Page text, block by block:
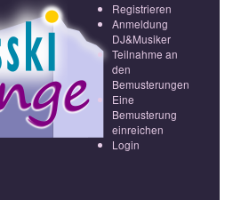
Registrieren
Anmeldung
DJ&Musiker
Teilnahme an
den
Bemusterungen
Eine
Bemusterung
einreichen
Login